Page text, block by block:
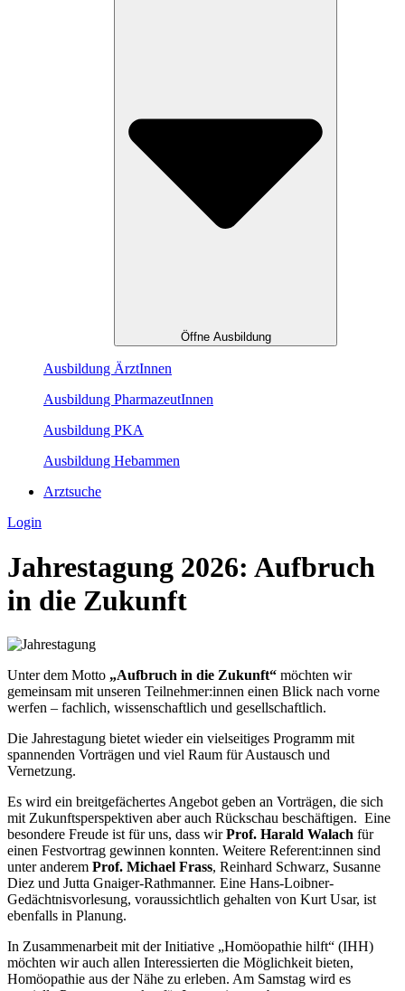
Öffne Ausbildung
Ausbildung ÄrztInnen
Ausbildung PharmazeutInnen
Ausbildung PKA
Ausbildung Hebammen
Arztsuche
Login
Jahrestagung 2026: Aufbruch
in die Zukunft
Unter dem Motto „Aufbruch in die Zukunft“ möchten wir
gemeinsam mit unseren Teilnehmer:innen einen Blick nach vorne
werfen – fachlich, wissenschaftlich und gesellschaftlich.
Die Jahrestagung bietet wieder ein vielseitiges Programm mit
spannenden Vorträgen und viel Raum für Austausch und
Vernetzung.
Es wird ein breitgefächertes Angebot geben an Vorträgen, die sich
mit Zukunftsperspektiven aber auch Rückschau beschäftigen. Eine
besondere Freude ist für uns, dass wirProf. Harald Walach für
einen Festvortrag gewinnen konnten. Weitere Referent:innen sind
unter anderem Prof. Michael Frass, Reinhard Schwarz, Susanne
Diez und Jutta Gnaiger-Rathmanner. Eine Hans-Loibner-
Gedächtnisvorlesung, voraussichtlich gehalten von Kurt Usar, ist
ebenfalls in Planung.
In Zusammenarbeit mit der Initiative „Homöopathie hilft“ (IHH)
möchten wir auch allen Interessierten die Möglichkeit bieten,
Homöopathie aus der Nähe zu erleben. Am Samstag wird es